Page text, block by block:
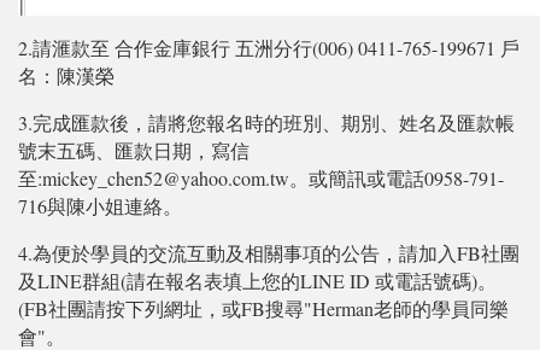
2.請滙款至 合作金庫銀行 五洲分行(006) 0411-765-199671 戶
名：陳漢榮
3.完成匯款後，請將您報名時的班別、期別、姓名及匯款帳
號末五碼、匯款日期，寫信
至:mickey_chen52@yahoo.com.tw。或簡訊或電話0958-791-
716與陳小姐連絡。
4.為便於學員的交流互動及相關事項的公告，請加入FB社團
及LINE群組(請在報名表填上您的LINE ID 或電話號碼)。
(FB社團請按下列網址，或FB搜尋"Herman老師的學員同樂
會"。